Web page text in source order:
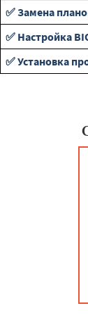
✅ Замена
✅ Настройка
✅ Установка